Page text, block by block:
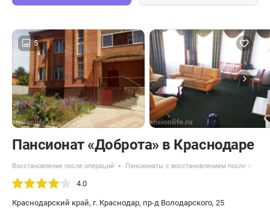
5
Пансионат «Доброта» в Краснодаре
Восстановление после операций Пансионаты с восстановлением после
4.0
Краснодарский край, г. Краснодар, пр-д Володарского, 25